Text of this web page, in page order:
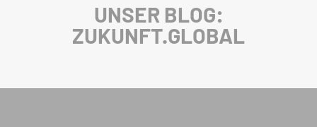
UNSER BLOG:
ZUKUNFT.GLOBAL